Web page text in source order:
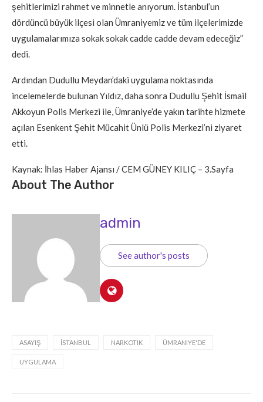
şehitlerimizi rahmet ve minnetle anıyorum. İstanbul’un
dördüncü büyük ilçesi olan Ümraniyemiz ve tüm ilçelerimizde
uygulamalarımıza sokak sokak cadde cadde devam edeceğiz”
dedi.
Ardından Dudullu Meydan’daki uygulama noktasında
incelemelerde bulunan Yıldız, daha sonra Dudullu Şehit İsmail
Akkoyun Polis Merkezi ile, Ümraniye’de yakın tarihte hizmete
açılan Esenkent Şehit Mücahit Ünlü Polis Merkezi’ni ziyaret
etti.
Kaynak: İhlas Haber Ajansı / CEM GÜNEY KILIÇ – 3.Sayfa
About The Author
admin
See author's posts
ASAYIŞ İSTANBUL NARKOTIK ÜMRANIYE'DE
UYGULAMA